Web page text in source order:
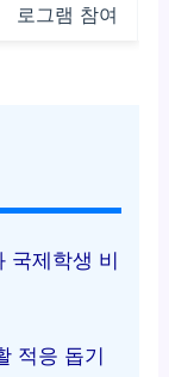
로그램 참여
국제학생 비
적응 돕기